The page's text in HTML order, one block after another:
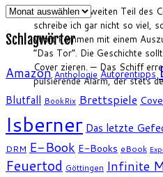
Zeit für den zweiten Teil des
schreibe ich gar nicht so viel,
Wort kommen mit einem
“Das Tor”. Die Geschichte
Cover zieren. — Das Schiff
pulsierende Alarm, der stets
Archiv
Schlagwörter
Amazon Anthologie Autorentipps
Blutfall BookRix Brettspiele
Isberner Das letzte
DRM E-Book E-Books eBook
Feuertod Göttingen Infinite